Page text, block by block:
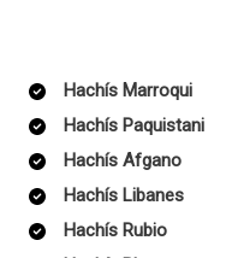
Hachís Marroqui
Hachís Paquistani
Hachís Afgano
Hachís Libanes
Hachís Rubio